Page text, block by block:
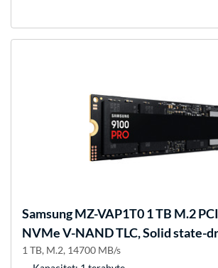
SamsungMZ-VAP1T0 1 TB M.2
NVMe V-NAND TLC, Solid state-
1 TB, M.2, 14700 MB/s